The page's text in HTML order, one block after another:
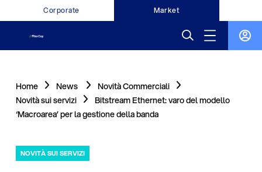
Corporate Market
Home News
Novità Commerciali
Novità sui servizi
Bitstream Ethernet: varo del modello
‘Macroarea’ per la gestione della banda
NOVITÀ SUI SERVIZI